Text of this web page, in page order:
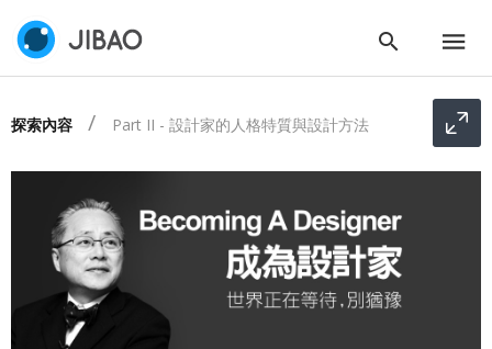
探索內容 Part II - 設計家的人格特質與設計方法